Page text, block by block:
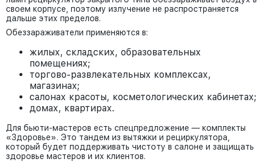
своем корпусе, поэтому излучение не распространяется
дальше этих пределов.
Обеззараживатели применяются в:
жилых, складских, образовательных
помещениях;
торгово-развлекательных комплексах,
магазинах;
салонах красоты, косметологических кабинетах;
домах, квартирах.
Для бьюти-мастеров есть спецпредложение — комплекты
«Здоровье». Это тандем из вытяжки и рециркулятора,
который будет поддерживать чистоту в салоне и защищать
здоровье мастеров и их клиентов.